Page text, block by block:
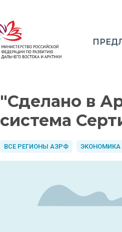
"Сделано в
система
ВСЕ РЕГИОНЫ АЗРФ ЭКОНОМИКА